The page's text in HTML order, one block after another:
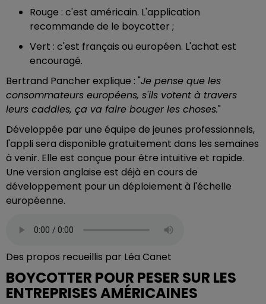
Rouge : c'est américain. L'application
recommande de le boycotter ;
Vert : c'est français ou européen. L'achat est
encouragé.
Bertrand Pancher explique : "Je pense que les
consommateurs européens, s'ils votent à travers
leurs caddies, ça va faire bouger les choses."
Développée par une équipe de jeunes professionnels,
l'appli sera disponible gratuitement dans les semaines
à venir. Elle est conçue pour être intuitive et rapide.
Une version anglaise est déjà en cours de
développement pour un déploiement à l'échelle
européenne.
Des propos recueillis par Léa Canet
BOYCOTTER POUR PESER SUR LES
ENTREPRISES AMÉRICAINES